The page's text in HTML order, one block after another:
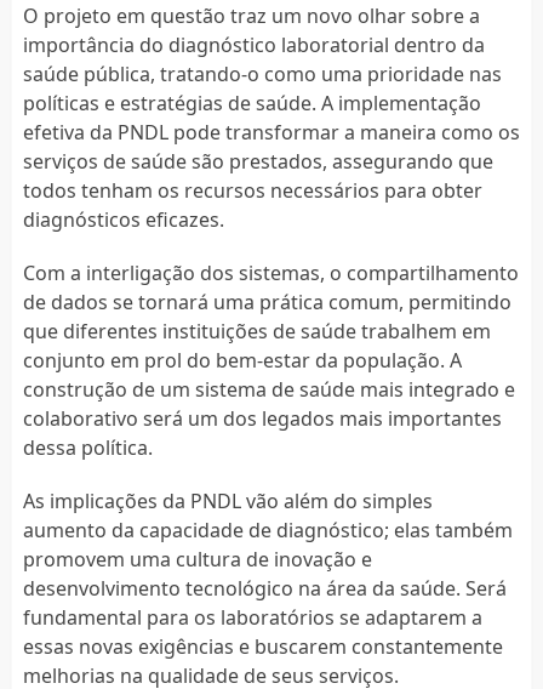
O projeto em questão traz um novo olhar sobre a
importância do diagnóstico laboratorial dentro da
saúde pública, tratando-o como uma prioridade nas
políticas e estratégias de saúde. A implementação
efetiva da PNDL pode transformar a maneira como os
serviços de saúde são prestados, assegurando que
todos tenham os recursos necessários para obter
diagnósticos eficazes.
Com a interligação dos sistemas, o compartilhamento
de dados se tornará uma prática comum, permitindo
que diferentes instituições de saúde trabalhem em
conjunto em prol do bem-estar da população. A
construção de um sistema de saúde mais integrado e
colaborativo será um dos legados mais importantes
dessa política.
As implicações da PNDL vão além do simples
aumento da capacidade de diagnóstico; elas também
promovem uma cultura de inovação e
desenvolvimento tecnológico na área da saúde. Será
fundamental para os laboratórios se adaptarem a
essas novas exigências e buscarem constantemente
melhorias na qualidade de seus serviços.